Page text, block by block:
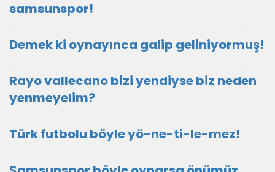
samsunspor!
Demek ki oynayınca galip geliniyormuş!
Rayo vallecano bizi yendiyse biz neden
yenmeyelim?
Türk futbolu böyle yö-ne-ti-le-mez!